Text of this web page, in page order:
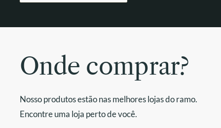
Onde comprar?
Nosso produtos estão nas melhores lojas do ramo.
Encontre uma loja perto de você.